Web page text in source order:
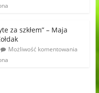
za szkłem” – Maja
Możliwość komentowania